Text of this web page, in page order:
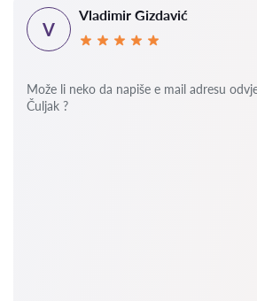
V
Vladimir Gizdavić
Može li neko da napiše e mail adresu
Čuljak ?